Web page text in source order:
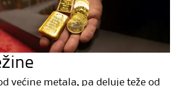
većine metala, pa deluje teže od